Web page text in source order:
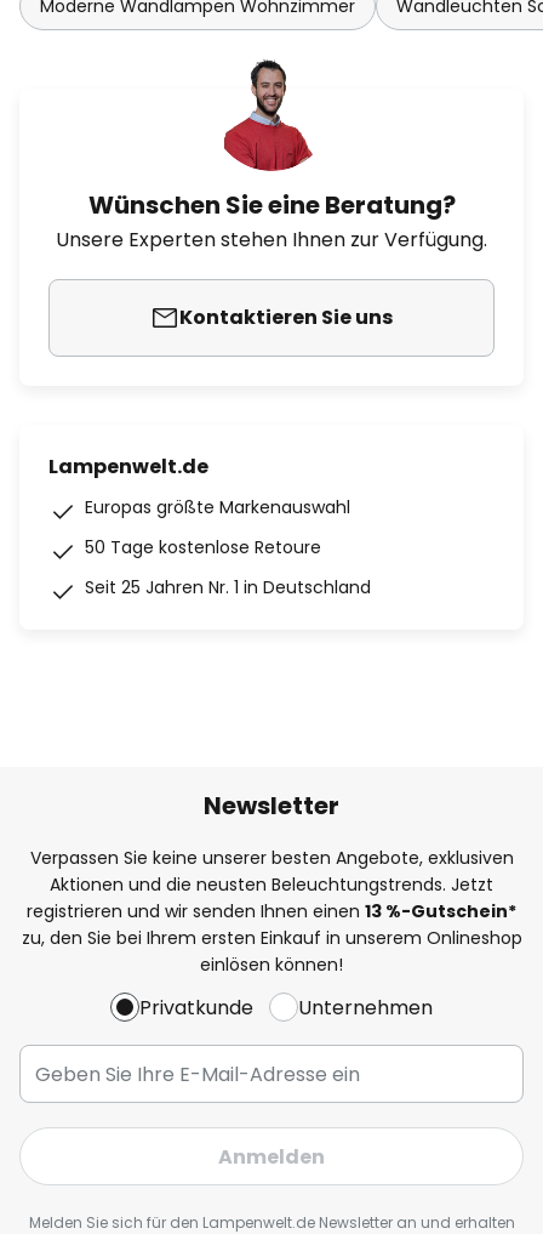
Moderne Wandlampen Wohnzimmer Wandleuchten
Wünschen Sie eine Beratung?
Unsere Experten stehen Ihnen zur Verfügung.
Kontaktieren Sie uns
Lampenwelt.de
Europas größte Markenauswahl
50 Tage kostenlose Retoure
Seit 25 Jahren Nr. 1 in Deutschland
Newsletter
Verpassen Sie keine unserer besten Angebote, exklusiven
Aktionen und die neusten Beleuchtungstrends. Jetzt
registrieren und wir senden Ihnen einen 13 %-Gutschein*
zu, den Sie bei Ihrem ersten Einkauf in unserem Onlineshop
einlösen können!
Privatkunde Unternehmen
Anmelden
Melden Sie sich für den Lampenwelt.de Newsletter an und erhalten